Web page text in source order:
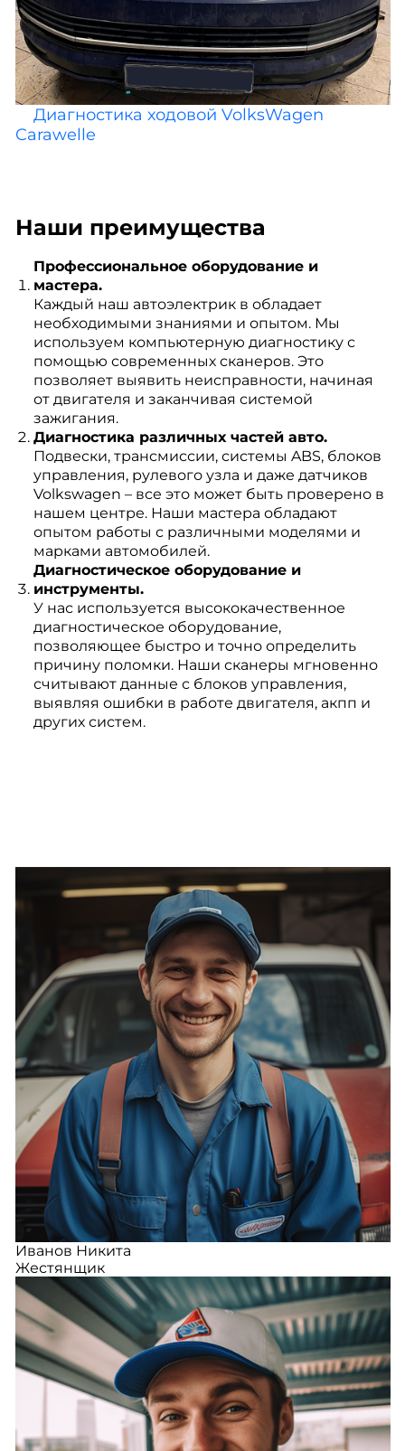
Диагностика ходовой VolksWagen
Carawelle
Наши преимущества
Профессиональное оборудование и
мастера.
Каждый наш автоэлектрик в обладает
необходимыми знаниями и опытом. Мы
используем компьютерную диагностику с
помощью современных сканеров. Это
позволяет выявить неисправности, начиная
от двигателя и заканчивая системой
зажигания.
Диагностика различных частей авто.
Подвески, трансмиссии, системы ABS, блоков
управления, рулевого узла и даже датчиков
Volkswagen – все это может быть проверено в
нашем центре. Наши мастера обладают
опытом работы с различными моделями и
марками автомобилей.
Диагностическое оборудование и
инструменты.
У нас используется высококачественное
диагностическое оборудование,
позволяющее быстро и точно определить
причину поломки. Наши сканеры мгновенно
считывают данные с блоков управления,
выявляя ошибки в работе двигателя, акпп и
других систем.
Иванов Никита
Жестянщик